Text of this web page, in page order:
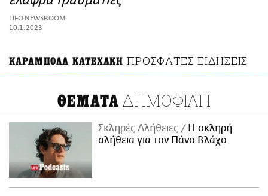
ΑΜΠΑ
PRINT
LIFO NEWSROOM
10.1.2023
ΚΑΡΑΜΠΟΛΑ ΚΑΤΕΧΑΚΗ ΠΡΟΣΦΑΤΕΣ ΕΙΔΗΣΕΙΣ
ΘΕΜΑΤΑ ΔΗΜΟΦΙΛΗ
Σκληρές Αλήθειες
H σκληρή
αλήθεια για τον Πάνο Βλάχο